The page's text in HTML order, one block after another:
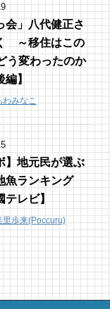
会」八代健正さ
～移住はこの
う変わったのか
編】
わみなこ
】地元民が選ぶ
魚ランキング
テレビ】
里歩来(Poccuru)